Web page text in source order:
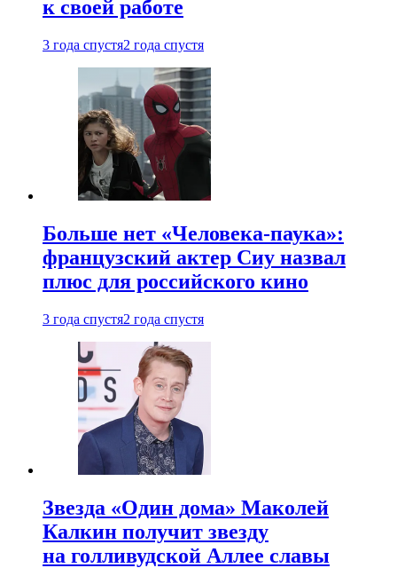
к своей работе
3 года спустя2 года спустя
Больше нет «Человека-паука»:
французский актер Сиу назвал
плюс для российского кино
3 года спустя2 года спустя
Звезда «Один дома» Маколей
Калкин получит звезду
на голливудской Аллее славы